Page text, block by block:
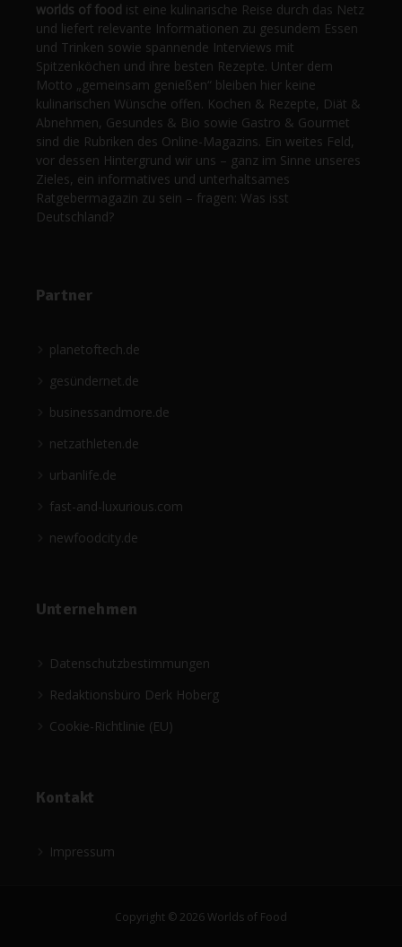
worlds of food ist eine kulinarische Reise durch das Netz
und liefert relevante Informationen zu gesundem Essen
und Trinken sowie spannende Interviews mit
Spitzenköchen und ihre besten Rezepte. Unter dem
Motto „gemeinsam genießen“ bleiben hier keine
kulinarischen Wünsche offen. Kochen & Rezepte, Diät &
Abnehmen, Gesundes & Bio sowie Gastro & Gourmet
sind die Rubriken des Online-Magazins. Ein weites Feld,
vor dessen Hintergrund wir uns – ganz im Sinne unseres
Zieles, ein informatives und unterhaltsames
Ratgebermagazin zu sein – fragen: Was isst
Deutschland?
Partner
planetoftech.de
gesündernet.de
businessandmore.de
netzathleten.de
urbanlife.de
fast-and-luxurious.com
newfoodcity.de
Unternehmen
Datenschutzbestimmungen
Redaktionsbüro Derk Hoberg
Cookie-Richtlinie (EU)
Kontakt
Impressum
Copyright © 2026 Worlds of Food